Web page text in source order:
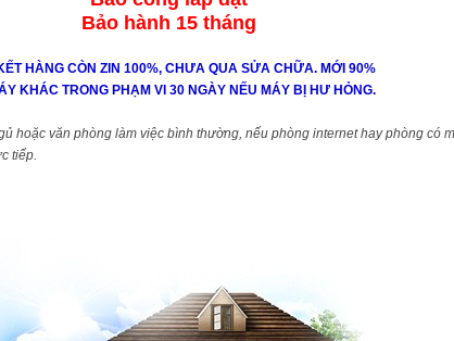
Bảo hành 15 tháng
HÀNG CÒN ZIN 100%, CHƯA QUA SỬA CHỮA. MỚI 90%
KHÁC TRONG PHẠM VI 30 NGÀY NẾU MÁY BỊ HƯ HỎNG.
hoặc văn phòng làm việc bình thường, nếu phòng internet hay phòng có
tiếp.